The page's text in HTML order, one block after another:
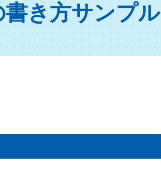
き方サンプル